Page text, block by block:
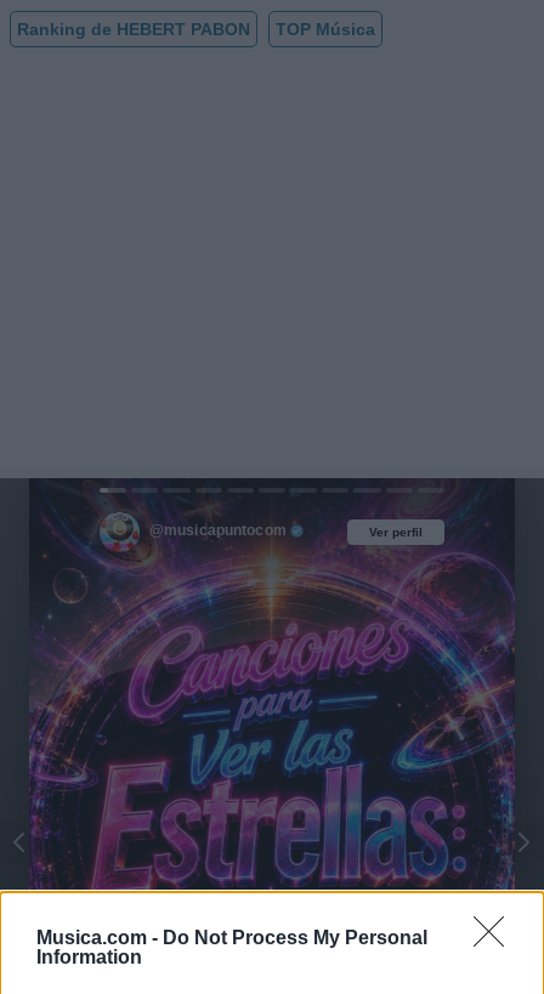
Musica.com - Do Not Process My Personal
Information
Ranking de HEBERT PABON TOP Música
Ver perfil
@musicapuntocom Ver perfil